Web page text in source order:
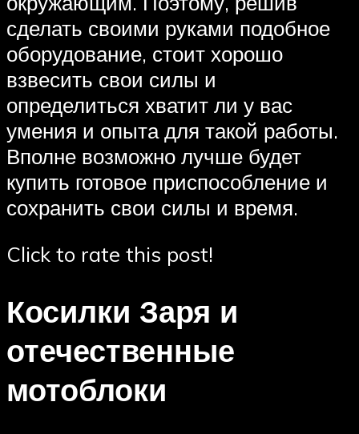
сделать своими руками подобное
оборудование, стоит хорошо
взвесить свои силы и
определиться хватит ли у вас
умения и опыта для такой работы.
Вполне возможно лучше будет
купить готовое приспособление и
сохранить свои силы и время.
Click to rate this post!
Косилки Заря и
отечественные
мотоблоки